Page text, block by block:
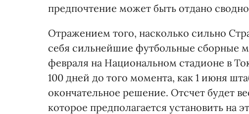
предпочтение может быть отдано
Отражением того, насколько сильно
себя сильнейшие футбольные сборные
февраля на Национальном стадионе в
100 дней до того момента, как 1 июня
окончательное решение. Отсчет будет
которое предполагается установить на